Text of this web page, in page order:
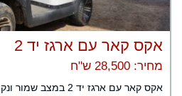
אקס קאר עם ארגז יד 2
מחיר: 28,500 ש"ח
אקס קאר עם ארגז יד 2